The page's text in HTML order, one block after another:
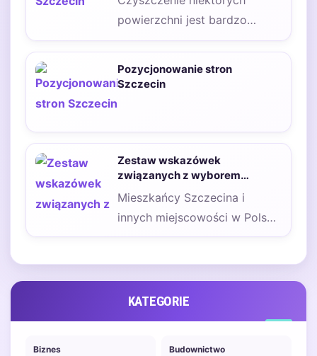
powierzchni jest bardzo
problematyczne. Na szczęście
aby ułatwić…
Pozycjonowanie stron
Szczecin
Zestaw wskazówek
związanych z wyborem
przewoźnika na trasę Szczecin
Niemcy
Mieszkańcy Szczecina i
innych miejscowości w Polsce
coraz częściej udają się do
KATEGORIE
Biznes Budownictwo